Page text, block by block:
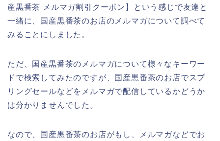
産黒番茶 メルマガ割引クーポン】という感じで友達と
一緒に、国産黒番茶のお店のメルマガについて調べて
みることにしました。
ただ、国産黒番茶のメルマガについて様々なキーワー
ドで検索してみたのですが、国産黒番茶のお店でスプ
リングセールなどをメルマガで配信しているかどうか
は分かりませんでした。
なので、国産黒番茶のお店がもし、メルマガなどでお